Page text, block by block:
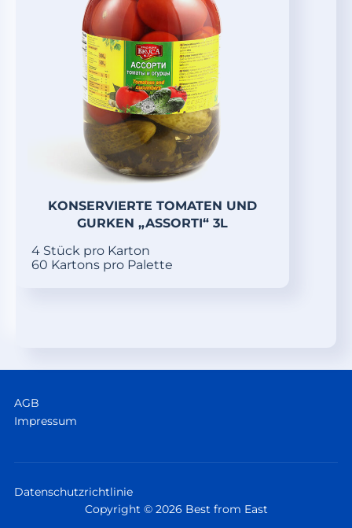
KONSERVIERTE TOMATEN UND
GURKEN „ASSORTI“ 3L
4 Stück pro Karton
60 Kartons pro Palette
AGB
Impressum
Datenschutzrichtlinie
Copyright © 2026 Best from East